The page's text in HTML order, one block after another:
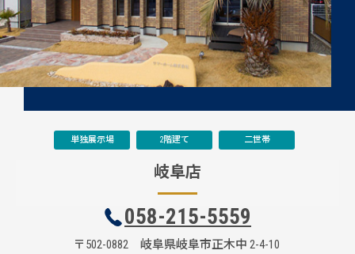
単独展示場 2階建て 二世帯
岐阜店
058-215-5559
〒502-0882 岐阜県岐阜市正木中 2-4-10